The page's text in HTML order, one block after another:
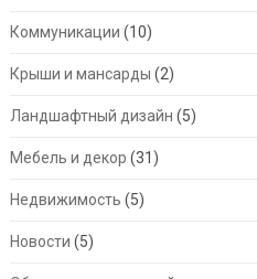
Коммуникации (10)
Крыши и мансарды (2)
Ландшафтный дизайн (5)
Мебель и декор (31)
Недвижимость (5)
Новости (5)